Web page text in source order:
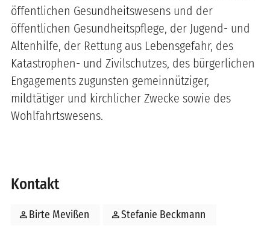
öffentlichen Gesundheitswesens und der
öffentlichen Gesundheitspflege, der Jugend- und
Altenhilfe, der Rettung aus Lebensgefahr, des
Katastrophen- und Zivilschutzes, des bürgerlichen
Engagements zugunsten gemeinnütziger,
mildtätiger und kirchlicher Zwecke sowie des
Wohlfahrtswesens.
Kontakt
person Birte Mevißen personStefanie Beckmann